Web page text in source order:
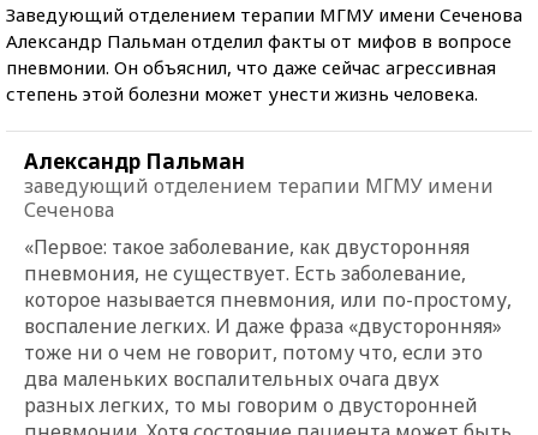
Заведующий отделением терапии МГМУ имени Сеченова
Александр Пальман отделил факты от мифов в вопросе
пневмонии. Он объяснил, что даже сейчас агрессивная
степень этой болезни может унести жизнь человека.
Александр Пальман
заведующий отделением терапии МГМУ имени
Сеченова
«Первое: такое заболевание, как двусторонняя
пневмония, не существует. Есть заболевание,
которое называется пневмония, или по-простому,
воспаление легких. И даже фраза «двусторонняя»
тоже ни о чем не говорит, потому что, если это
два маленьких воспалительных очага двух
разных легких, то мы говорим о двусторонней